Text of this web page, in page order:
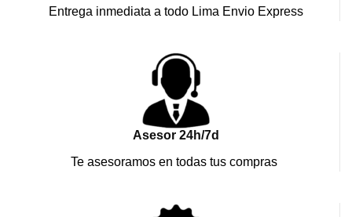
Entrega inmediata a todo Lima Envio Express
Asesor 24h/7d
Te asesoramos en todas tus compras